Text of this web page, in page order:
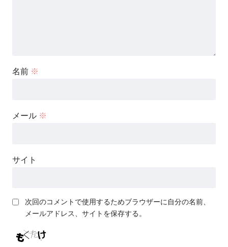
名前 ※
メール ※
サイト
次回のコメントで使用するためブラウザーに自分の名前、
メールアドレス、サイトを保存する。